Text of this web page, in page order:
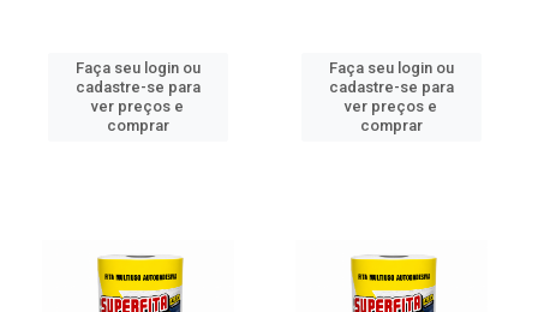
Faça seu login ou
cadastre-se para
ver preços e
comprar
Faça seu login ou
cadastre-se para
ver preços e
comprar